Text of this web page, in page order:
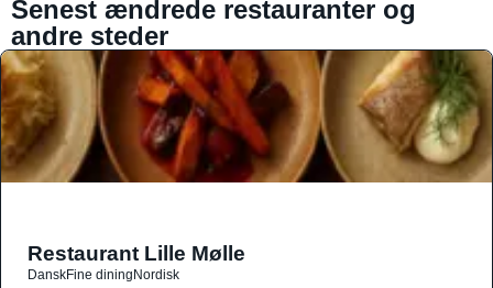
Senest ændrede restauranter og
andre steder
Restaurant Lille Mølle
DanskFine diningNordisk